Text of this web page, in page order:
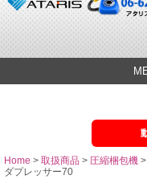
Home > 取扱商品 > 圧縮梱包機 >
ダプレッサー70